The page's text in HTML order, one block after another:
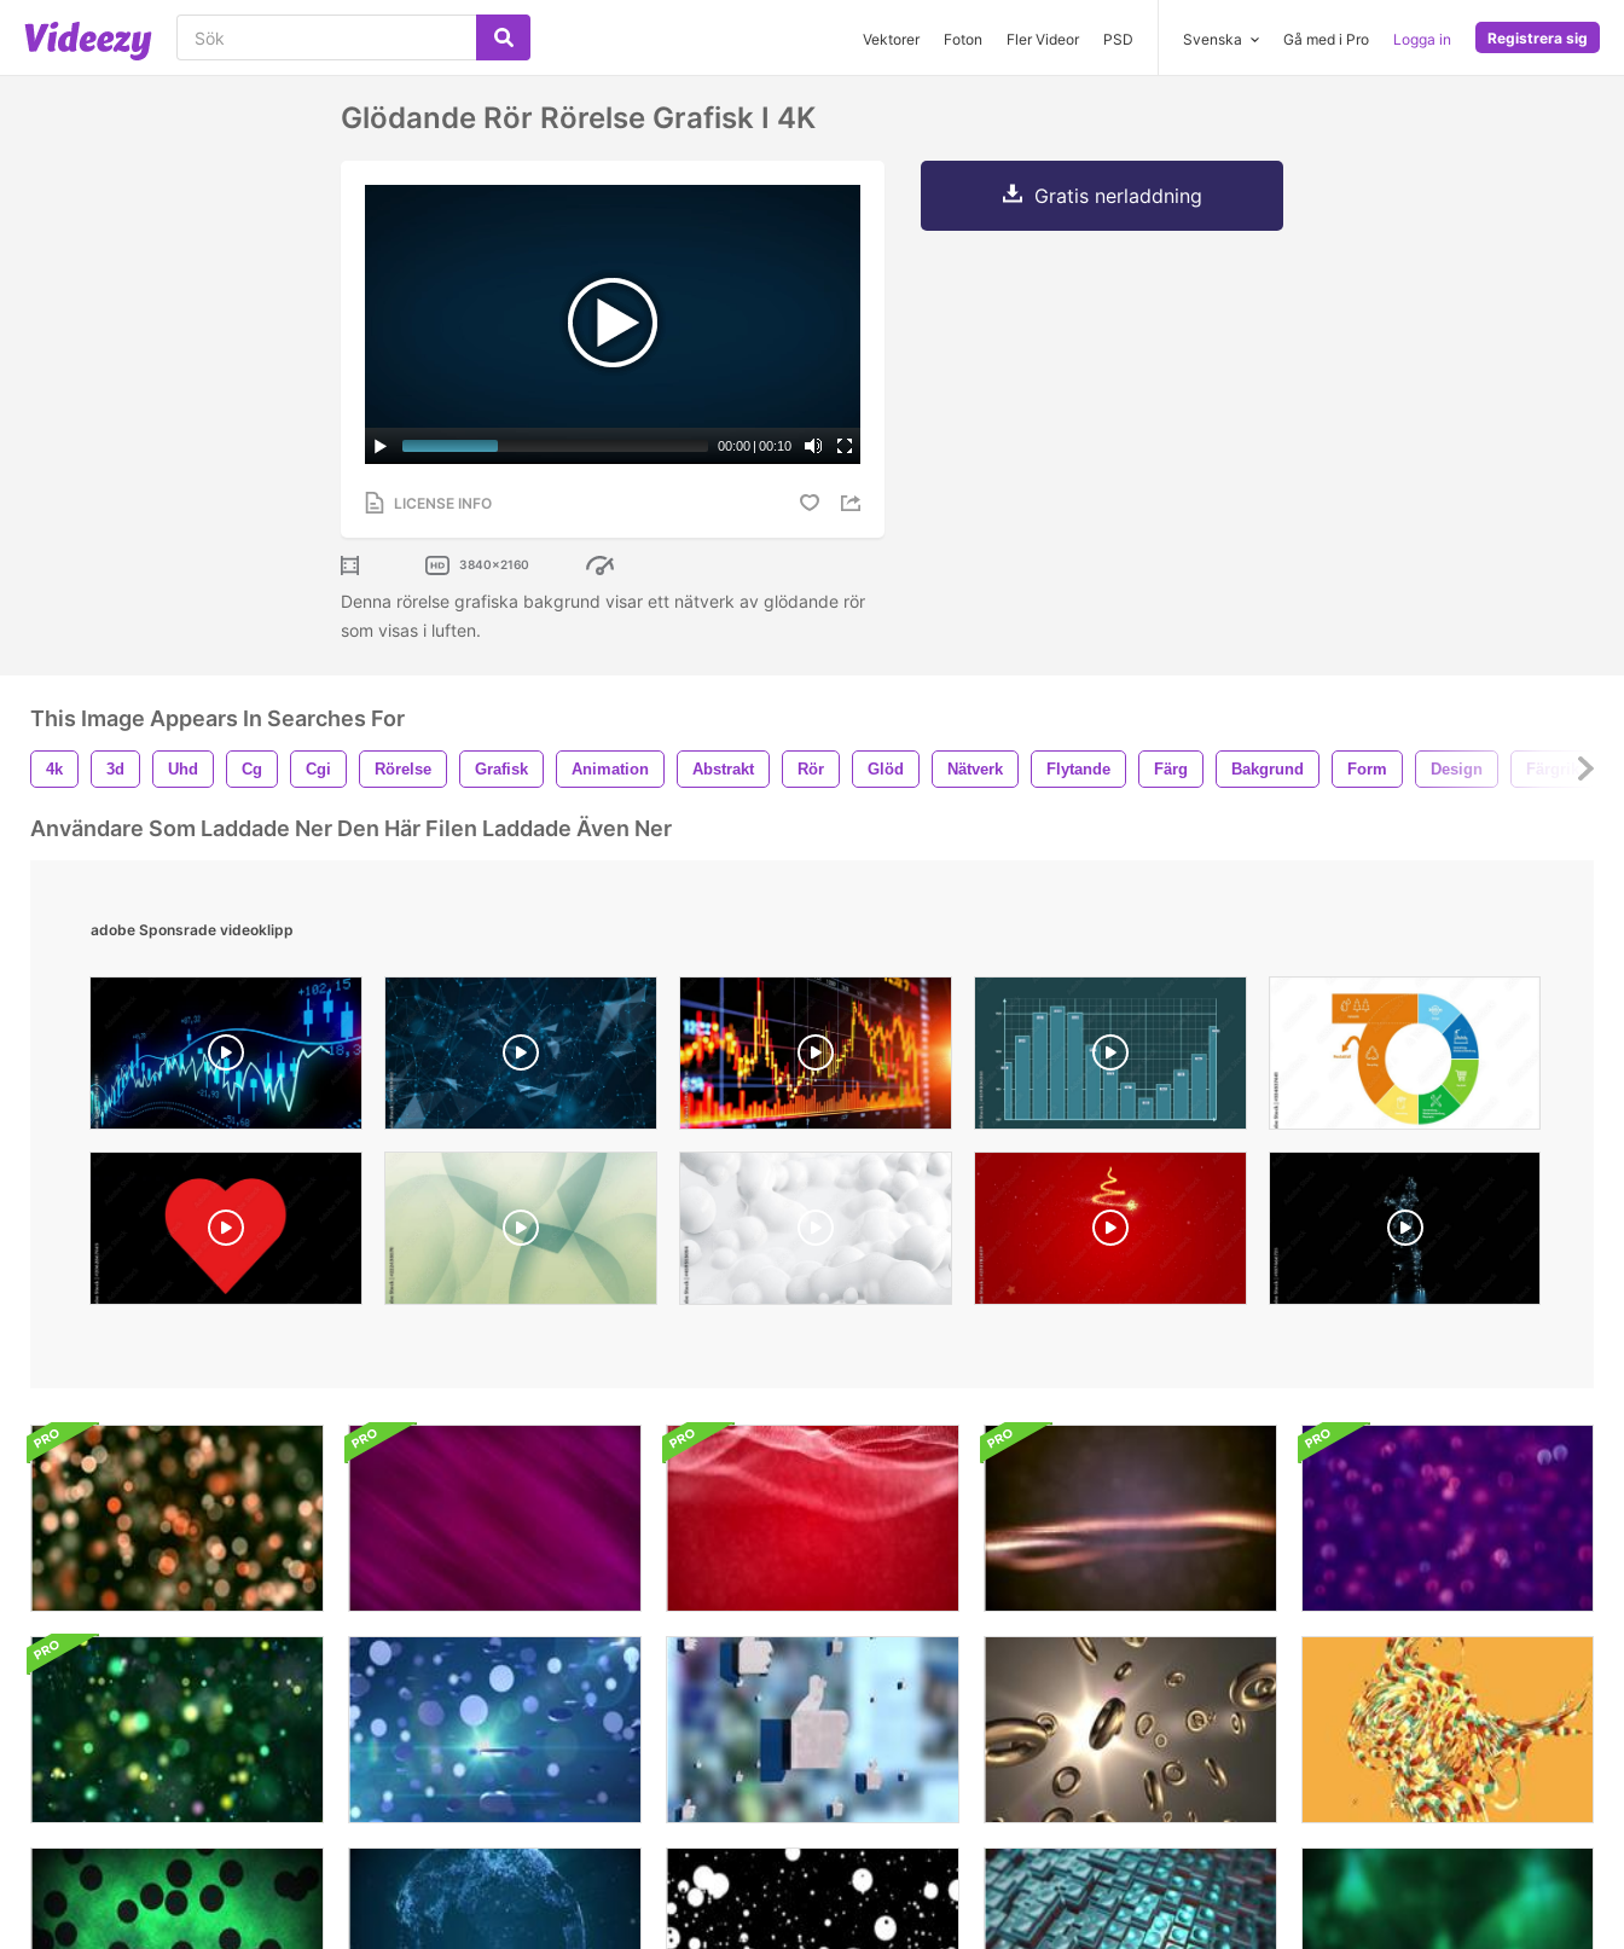
Vektorer Foton Fler Videor PSD Svenska Gå med i Pro Logga in Registrera sig
Glödande Rör Rörelse Grafisk I 4K
00:00 | 00:10
LICENSE INFO
3840x2160
Denna rörelse grafiska bakgrund visar ett nätverk av glödande rör
som visas i luften.
Gratis nerladdning
This Image Appears In Searches For
4k 3d Uhd Cg Cgi Rörelse Grafisk Animation Abstrakt Rör Glöd Nätverk Flytande Färg Bakgrund Form Design Färgrik
Användare Som Laddade Ner Den Här Filen Laddade Även Ner
adobe Sponsrade videoklipp